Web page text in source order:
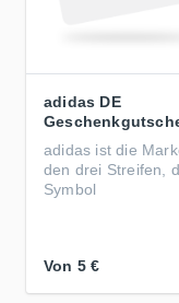
adidas DE
adidas ist die
den drei Streifen,
Symbol
Von 5 €